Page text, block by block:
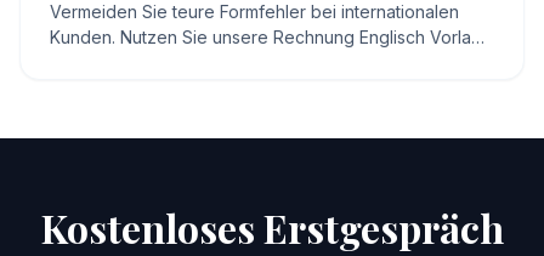
Vermeiden Sie teure Formfehler bei internationalen
Kunden. Nutzen Sie unsere Rechnung Englisch Vorlage
Kostenloses Erstgespräch